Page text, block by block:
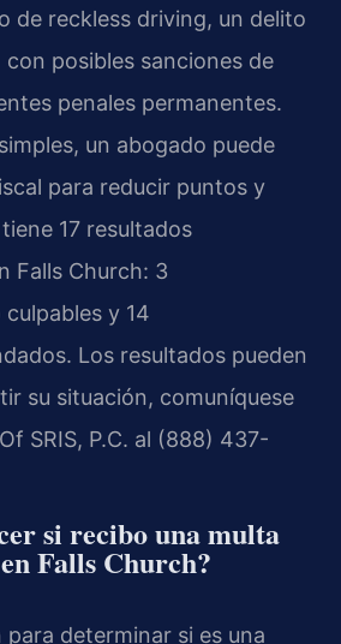
de reckless driving, un delito
con posibles sanciones de
penales permanentes.
un abogado puede
para reducir puntos y
17 resultados
Falls Church: 3
y 14
Los resultados pueden
su situación, comuníquese
SRIS, P.C. al (888) 437-
si recibo una multa
Falls Church?
para determinar si es una